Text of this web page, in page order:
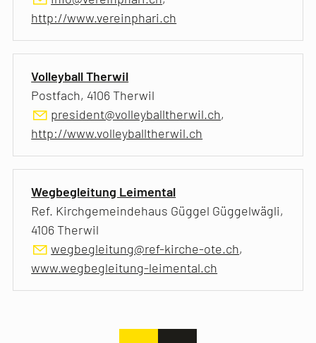
http://www.vereinphari.ch
Volleyball Therwil
Postfach, 4106 Therwil
president@volleyballtherwil.ch,
http://www.volleyballtherwil.ch
Wegbegleitung Leimental
Ref. Kirchgemeindehaus Güggel Güggelwägli,
4106 Therwil
wegbegleitung@ref-kirche-ote.ch,
www.wegbegleitung-leimental.ch